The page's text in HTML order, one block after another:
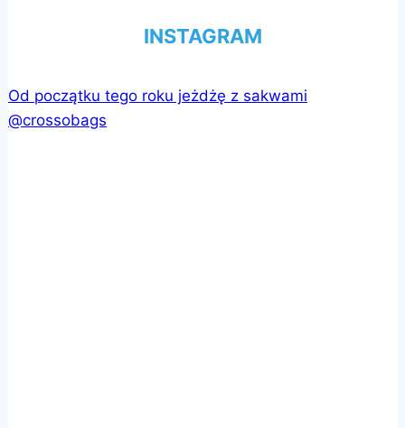
INSTAGRAM
Od początku tego roku jeżdżę z sakwami
@crossobags